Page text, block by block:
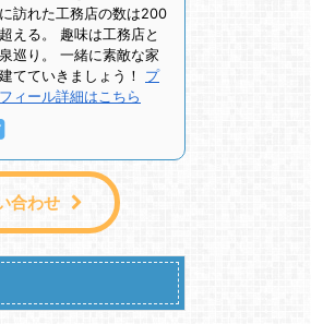
訪れた工務店の数は200
える。 趣味は工務店と
巡り。 一緒に素敵な家
てていきましょう！ プ
ィール詳細はこちら
合わせ